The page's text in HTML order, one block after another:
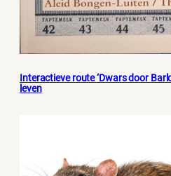
Interactieve route ‘Dwars door
leven